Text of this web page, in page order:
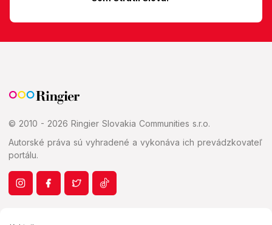
© 2010 - 2026 Ringier Slovakia Communities s.r.o.
Autorské práva sú vyhradené a vykonáva ich prevádzkovateľ
portálu.